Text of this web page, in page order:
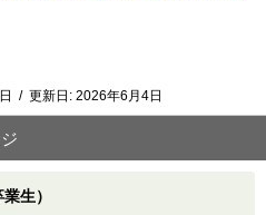
/ 更新日: 2026年6月4日
生）